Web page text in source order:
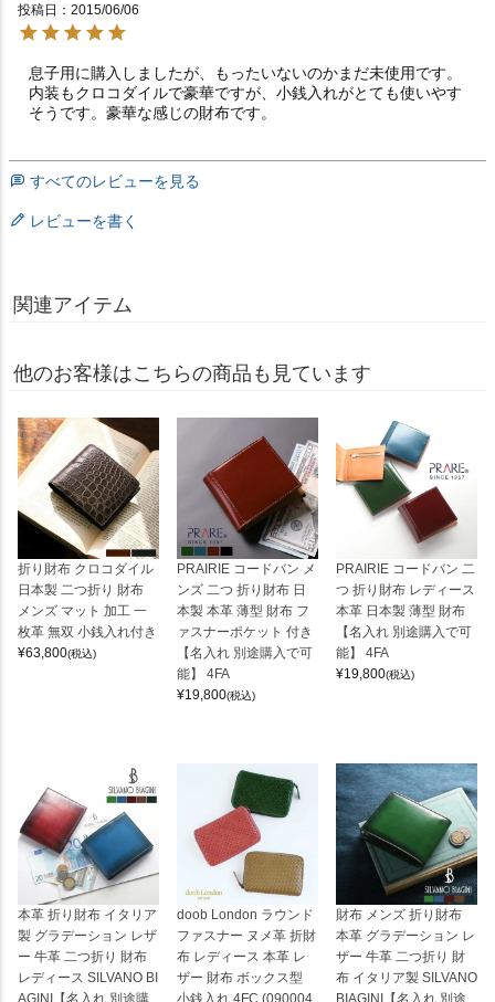
投稿日
2015/06/06
息子用に購入しましたが、もったいないのかまだ未使用です。
内装もクロコダイルで豪華ですが、小銭入れがとても使いやす
そうです。豪華な感じの財布です。
すべてのレビューを見る
レビューを書く
関連アイテム
他のお客様はこちらの商品も見ています
折り財布 クロコダイル
日本製 二つ折り 財布
メンズ マット 加工 一
枚革 無双 小銭入れ付き
¥63,800(税込)
PRAIRIE コードバン メ
ンズ 二つ 折り財布 日
本製 本革 薄型 財布 フ
ァスナーポケット 付き
【名入れ 別途購入で可
能】 4FA
¥19,800(税込)
PRAIRIE コードバン 二
つ 折り財布 レディース
本革 日本製 薄型 財布
【名入れ 別途購入で可
能】 4FA
¥19,800(税込)
本革 折り財布 イタリア
製 グラデーション レザ
ー 牛革 二つ折り 財布
レディース SILVANO BI
AGINI【名入れ 別途購
doob London ラウンド
ファスナー ヌメ革 折財
布 レディース 本革 レ
ザー 財布 ボックス型
小銭入れ 4FC (090004
財布 メンズ 折り財布
本革 グラデーション レ
ザー 牛革 二つ折り 財
布 イタリア製 SILVANO
BIAGINI【名入れ 別途